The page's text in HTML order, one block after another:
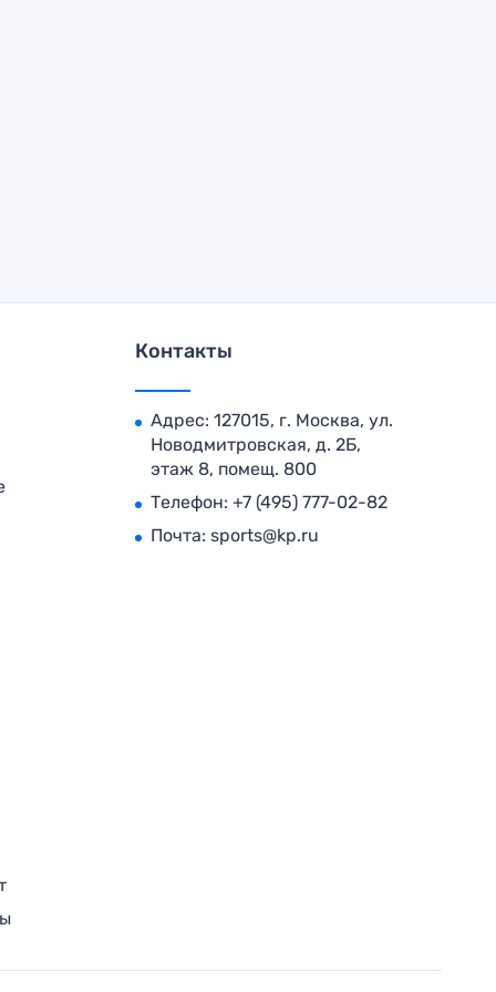
Контакты
Адрес: 127015, г. Москва, ул.
Новодмитровская, д. 2Б,
этаж 8, помещ. 800
Телефон: +7 (495) 777-02-82
Почта: sports@kp.ru